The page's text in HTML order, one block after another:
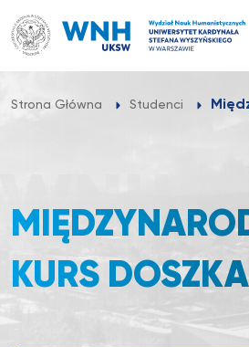
do
treści
Strona Główna Studenci
KURS